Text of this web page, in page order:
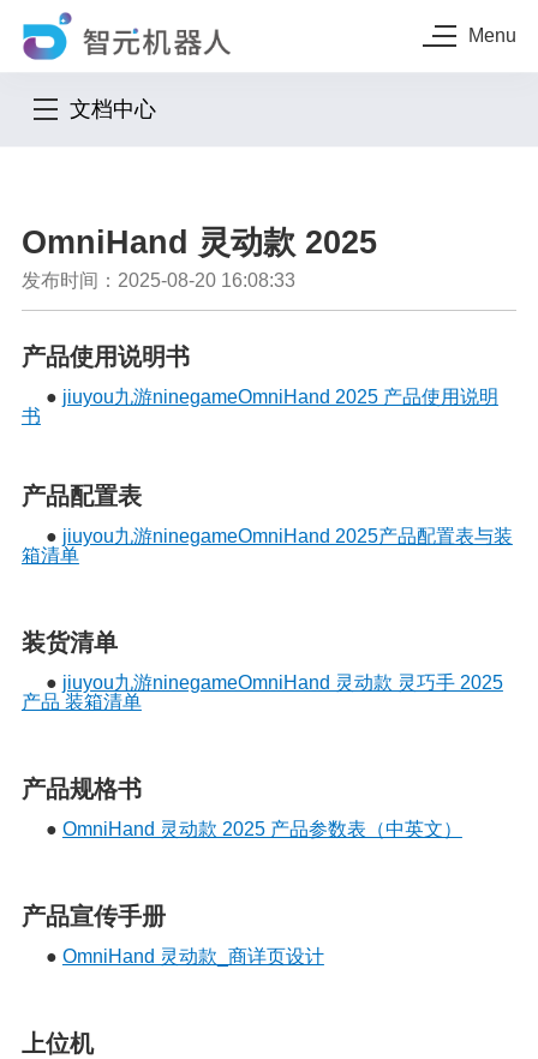
Menu
文档中心
OmniHand 灵动款 2025
发布时间：2025-08-20 16:08:33
产品使用说明书
● jiuyou九游ninegameOmniHand 2025 产品使用说明
书
产品配置表
● jiuyou九游ninegameOmniHand 2025产品配置表与装
箱清单
装货清单
● jiuyou九游ninegameOmniHand 灵动款 灵巧手 2025
产品 装箱清单
产品规格书
● OmniHand 灵动款 2025 产品参数表（中英文）
产品宣传手册
● OmniHand 灵动款_商详页设计
上位机